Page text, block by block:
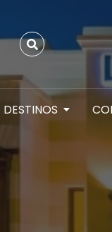
DESTINOS